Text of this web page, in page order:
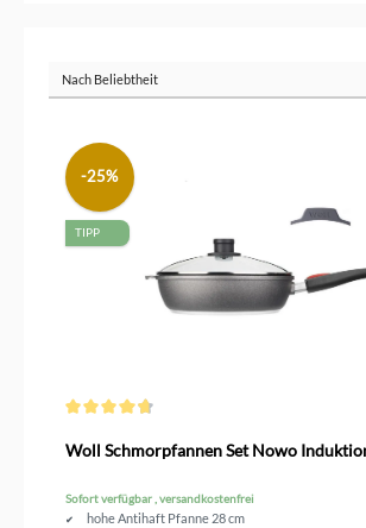
-25%
TIPP
Woll Schmorpfannen Set Nowo
Sofort verfügbar , versandkostenfrei
hohe Antihaft Pfanne 28 cm